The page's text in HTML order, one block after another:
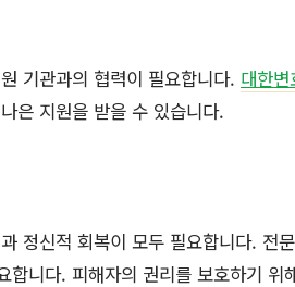
기관과의 협력이 필요합니다. 대한변
은 지원을 받을 수 있습니다.
정신적 회복이 모두 필요합니다. 전
합니다. 피해자의 권리를 보호하기